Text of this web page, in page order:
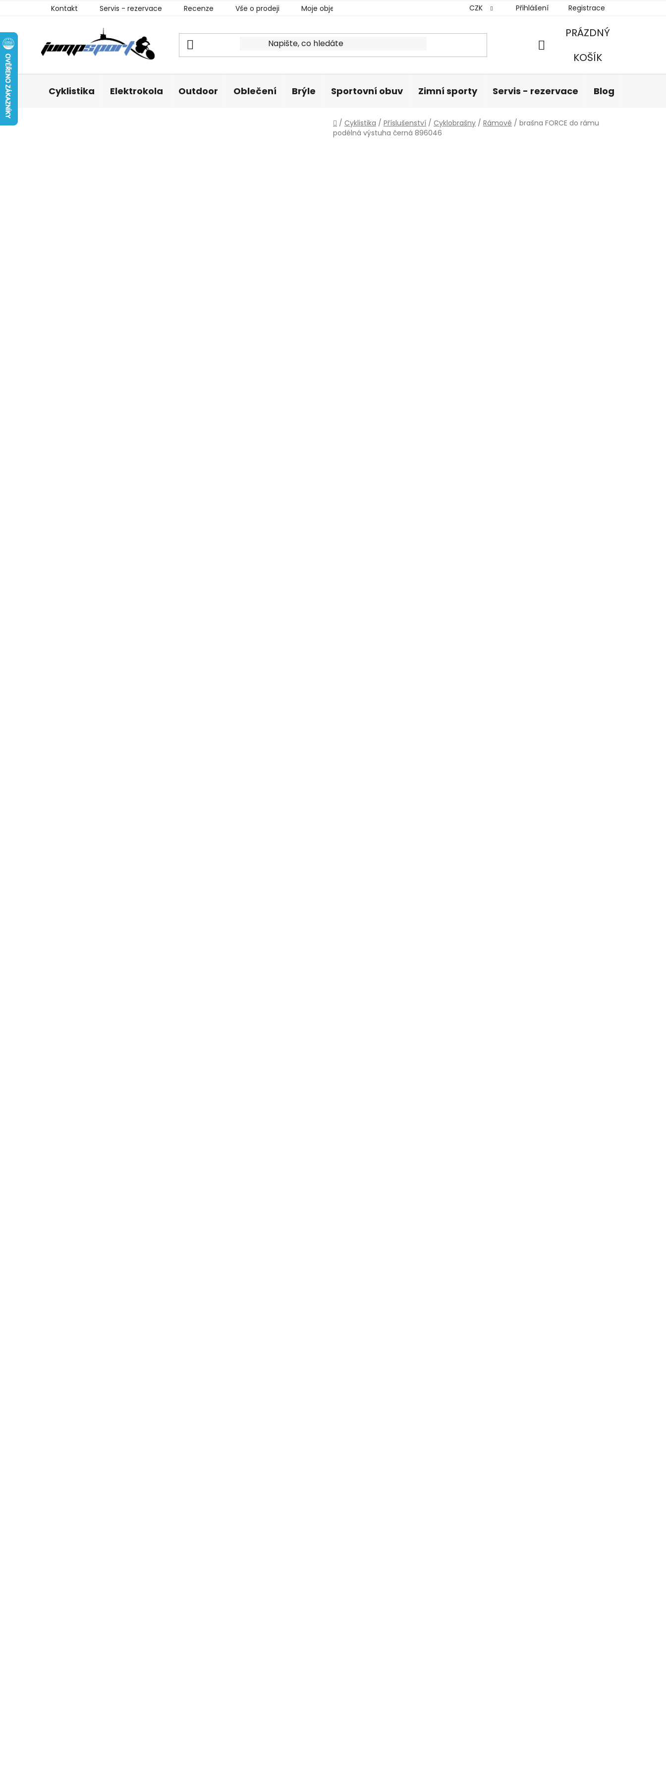
Kontakt Servis - rezervace Recenze Vše o prodeji Moje objednávka CZK Přihlášení Registrace
NÁKUPNÍ
PRÁZDNÝ
KOŠÍK
Cyklistika Elektrokola Outdoor Oblečení Brýle Sportovní obuv Zimní sporty Servis - rezervace Blog
Domů
/ Cyklistika / Příslušenství / Cyklobrašny / Rámové / brašna FORCE do rámu
podélná výstuha černá 896046